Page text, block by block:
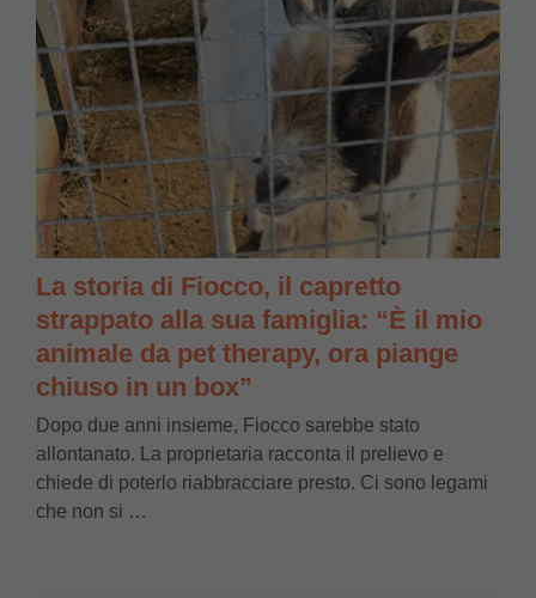
La storia di Fiocco, il capretto
strappato alla sua famiglia: “È il mio
animale da pet therapy, ora piange
chiuso in un box”
Dopo due anni insieme, Fiocco sarebbe stato
allontanato. La proprietaria racconta il prelievo e
chiede di poterlo riabbracciare presto. Ci sono legami
che non si …